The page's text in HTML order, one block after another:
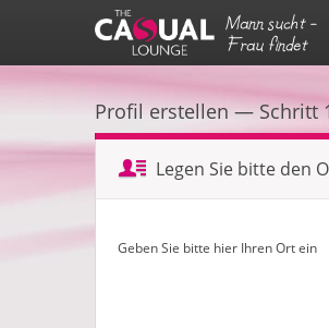
Mann sucht -
Frau findet
Profil erstellen — Schritt
Legen Sie bitte den
Geben Sie bitte hier Ihren Ort ein